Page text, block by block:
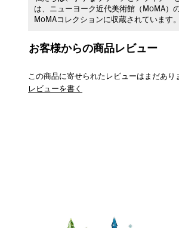
は、ニューヨーク近代美術館（MoMA）
MoMAコレクションに収蔵されています。
お客様からの商品レビュー
この商品に寄せられたレビューはまだあり
レビューを書く